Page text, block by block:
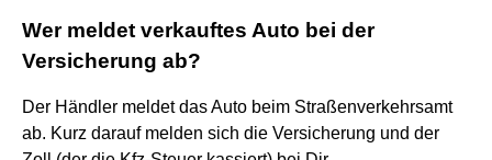
Wer meldet verkauftes Auto bei der
Versicherung ab?
Der Händler meldet das Auto beim Straßenverkehrsamt
ab. Kurz darauf melden sich die Versicherung und der